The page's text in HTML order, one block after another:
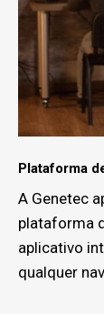
Plataforma
A Genetec
plataforma
aplicativo
qualquer